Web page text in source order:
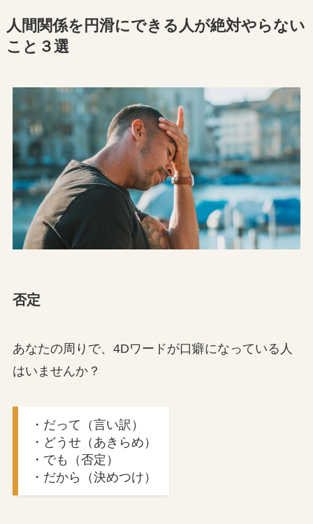
人間関係を円滑にできる人が絶対やらない
こと３選
否定
あなたの周りで、4Dワードが口癖になっている人
はいませんか？
・だって（言い訳）
・どうせ（あきらめ）
・でも（否定）
・だから（決めつけ）